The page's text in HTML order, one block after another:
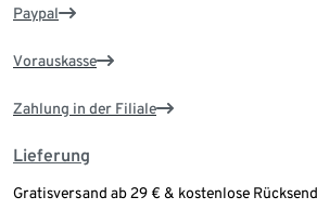
Paypal
Vorauskasse
Zahlung in der Filiale
Lieferung
Gratisversand ab 29 € & kostenlose